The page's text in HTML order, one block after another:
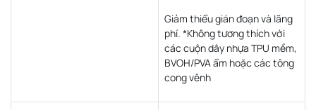
Giảm thiểu gián đoạn và lãng
phí. *Không tương thích với
các cuộn dây nhựa TPU mềm,
BVOH/PVA ẩm hoặc các tông
cong vênh